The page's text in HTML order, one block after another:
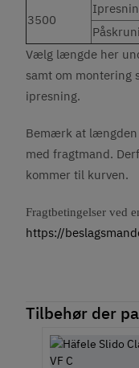
3500
Vælg længde her
samt om
ipresning.
Bemærk at længden
med fragtmand.
kommer til kurven.
Fragtbetingelser ved
https://
Tilbehør der